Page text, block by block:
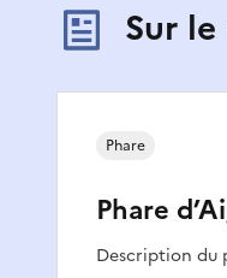
Sur
Phare
Description du
Phare